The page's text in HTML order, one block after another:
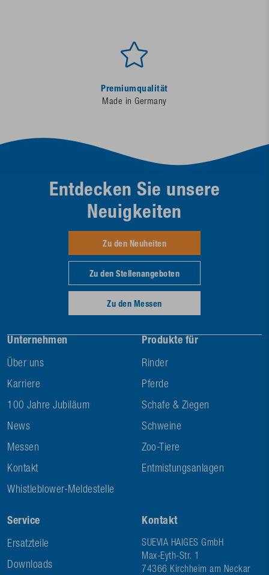
Premiumqualität
Made in Germany
Unternehmen
Über uns
Karriere
100 Jahre Jubiläum
News
Messen
Kontakt
Whistleblower-Meldestelle
Produkte für
Rinder
Pferde
Schafe & Ziegen
Schweine
Zoo-Tiere
Entmistungsanlagen
Service
Ersatzteile
Downloads
Kontakt
SUEVIA HAIGES GmbH
Max-Eyth-Str. 1
74366 Kirchheim am Neckar
Entdecken Sie unsere
Neuigkeiten
Zu den Neuheiten
Zu den Stellenangeboten
Zu den Messen